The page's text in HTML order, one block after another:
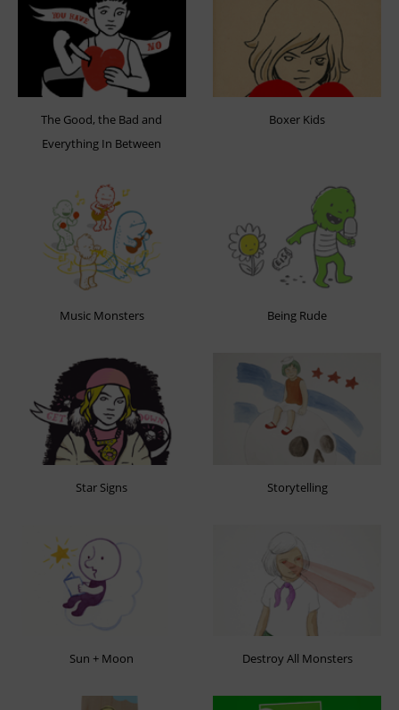
The Good, the Bad and
Everything In Between
Boxer Kids
Music Monsters Being Rude
Star Signs Storytelling
Sun + Moon Destroy All Monsters